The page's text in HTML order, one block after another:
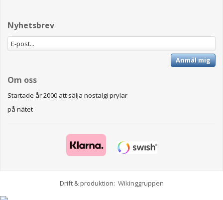
Nyhetsbrev
Anmäl mig
Om oss
Startade år 2000 att sälja nostalgi prylar
på nätet
Drift & produktion: Wikinggruppen